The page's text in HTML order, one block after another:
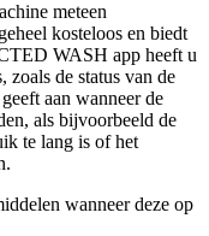
meteen
kosteloos en biedt
WASH app heeft u
zoals de status van de
aan wanneer de
als bijvoorbeeld de
te lang is of het
wanneer deze op